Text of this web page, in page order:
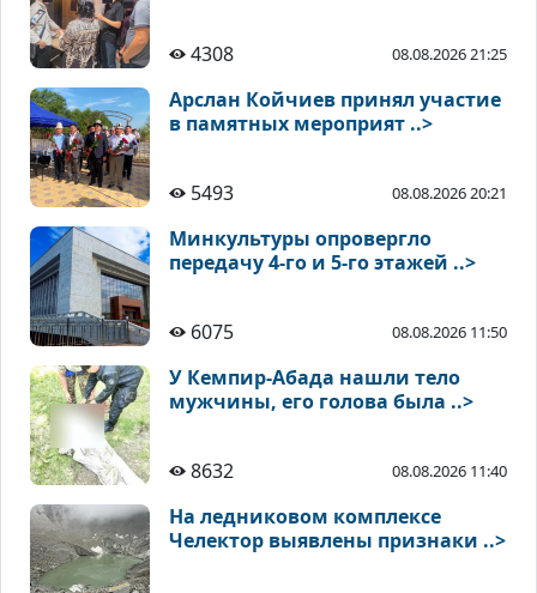
4308 08.08.2026 21:25
Арслан Койчиев принял участие
в памятных мероприят ..>
5493 08.08.2026 20:21
Минкультуры опровергло
передачу 4-го и 5-го этажей ..>
6075 08.08.2026 11:50
У Кемпир-Абада нашли тело
мужчины, его голова была ..>
8632 08.08.2026 11:40
На ледниковом комплексе
Челектор выявлены признаки ..>